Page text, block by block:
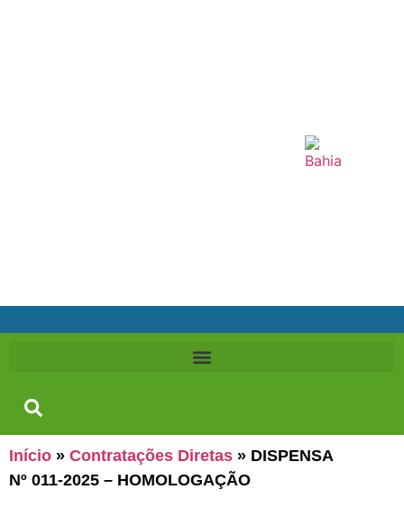
Início » Contratações Diretas » DISPENSA
Nº 011-2025 – HOMOLOGAÇÃO